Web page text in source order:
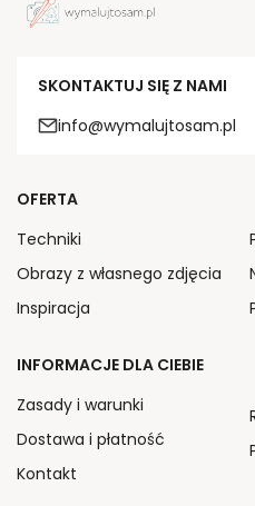
SKONTAKTUJ SIĘ Z NAMI
info@wymalujtosam.pl
OFERTA
Techniki
Obrazy z własnego zdjęcia
Inspiracja
INFORMACJE DLA CIEBIE
Zasady i warunki
Dostawa i płatność
Kontakt